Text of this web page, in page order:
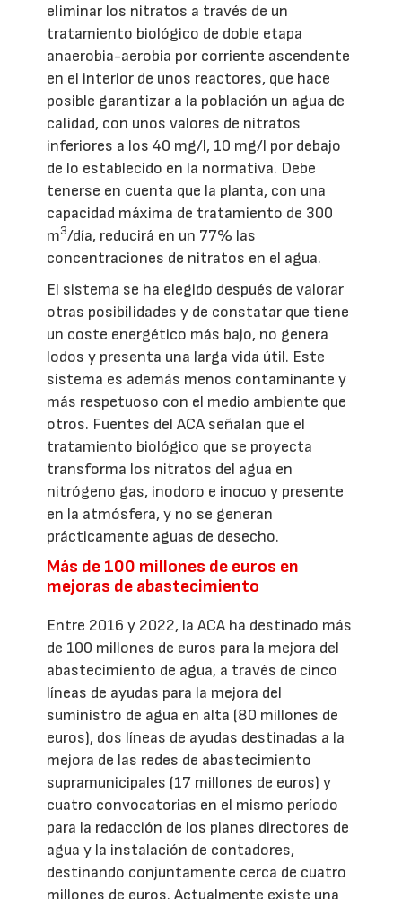
eliminar los nitratos a través de un
tratamiento biológico de doble etapa
anaerobia-aerobia por corriente ascendente
en el interior de unos reactores, que hace
posible garantizar a la población un agua de
calidad, con unos valores de nitratos
inferiores a los 40 mg/l, 10 mg/l por debajo
de lo establecido en la normativa. Debe
tenerse en cuenta que la planta, con una
capacidad máxima de tratamiento de 300
m3/día, reducirá en un 77% las
concentraciones de nitratos en el agua.
El sistema se ha elegido después de valorar
otras posibilidades y de constatar que tiene
un coste energético más bajo, no genera
lodos y presenta una larga vida útil. Este
sistema es además menos contaminante y
más respetuoso con el medio ambiente que
otros. Fuentes del ACA señalan que el
tratamiento biológico que se proyecta
transforma los nitratos del agua en
nitrógeno gas, inodoro e inocuo y presente
en la atmósfera, y no se generan
prácticamente aguas de desecho.
Más de 100 millones de euros en
mejoras de abastecimiento
Entre 2016 y 2022, la ACA ha destinado más
de 100 millones de euros para la mejora del
abastecimiento de agua, a través de cinco
líneas de ayudas para la mejora del
suministro de agua en alta (80 millones de
euros), dos líneas de ayudas destinadas a la
mejora de las redes de abastecimiento
supramunicipales (17 millones de euros) y
cuatro convocatorias en el mismo período
para la redacción de los planes directores de
agua y la instalación de contadores,
destinando conjuntamente cerca de cuatro
millones de euros. Actualmente existe una